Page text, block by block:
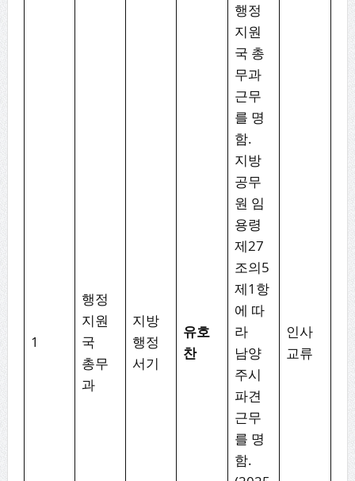
1
행정
지원
국
총무
과
지방
행정
서기
유호
찬
행정
지원
국 총
무과
근무
를 명
함.
지방
공무
원 임
용령
제27
조의5
제1항
에 따
라
남양
주시
파견
근무
를 명
함.
인사
교류